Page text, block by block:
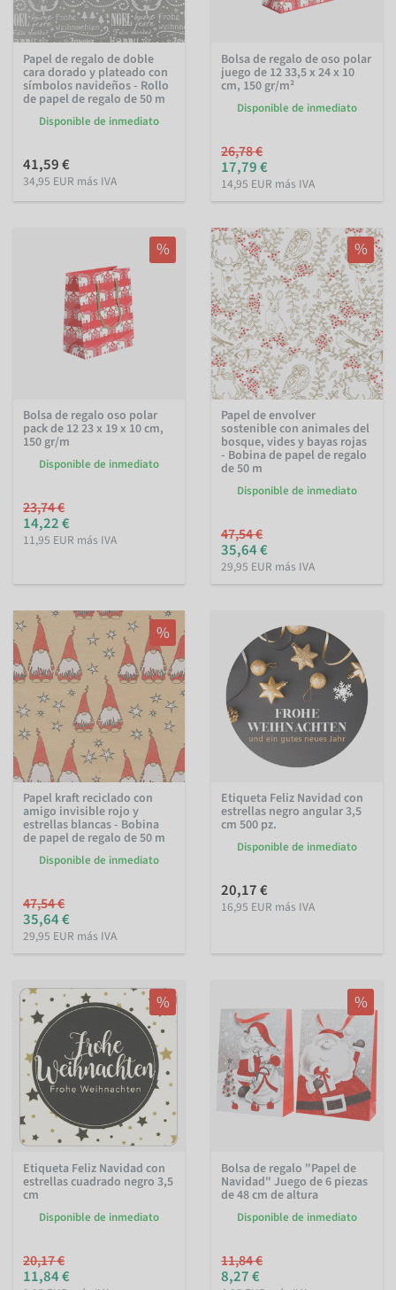
Papel de regalo de doble
cara dorado y plateado con
símbolos navideños - Rollo
de papel de regalo de 50 m
Disponible de inmediato
41,59 €
34,95 EUR más IVA
Bolsa de regalo de oso polar
juego de 12 33,5 x 24 x 10
cm, 150 gr/m²
Disponible de inmediato
26,78 €
17,79 €
14,95 EUR más IVA
%
Bolsa de regalo oso polar
pack de 12 23 x 19 x 10 cm,
150 gr/m
Disponible de inmediato
23,74 €
14,22 €
11,95 EUR más IVA
%
Papel de envolver
sostenible con animales del
bosque, vides y bayas rojas
- Bobina de papel de regalo
de 50 m
Disponible de inmediato
47,54 €
35,64 €
29,95 EUR más IVA
%
Papel kraft reciclado con
amigo invisible rojo y
estrellas blancas - Bobina
de papel de regalo de 50 m
Disponible de inmediato
47,54 €
35,64 €
29,95 EUR más IVA
Etiqueta Feliz Navidad con
estrellas negro angular 3,5
cm 500 pz.
Disponible de inmediato
20,17 €
16,95 EUR más IVA
%
Etiqueta Feliz Navidad con
estrellas cuadrado negro 3,5
cm
Disponible de inmediato
20,17 €
11,84 €
%
Bolsa de regalo "Papel de
Navidad" Juego de 6 piezas
de 48 cm de altura
Disponible de inmediato
11,84 €
8,27 €